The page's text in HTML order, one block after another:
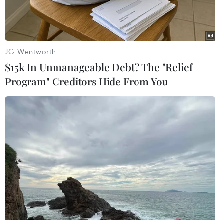
Thiết bị bay không người lái. (Nguồn: APA)
Theo Sputnik, thông tin từ Bộ Quốc phòng
Ukraine cho biết một phái đoàn nước này do
Thứ trưởng Quốc phòng Sergiy Boyev dẫn đầu
đã lên đường sang Mỹ để thảo luận về việc sản
xuất thiết bị bay không người lái (UAV).
JG Wentworth
$15k In Unmanageable Debt? The "Relief
Program" Creditors Hide From You